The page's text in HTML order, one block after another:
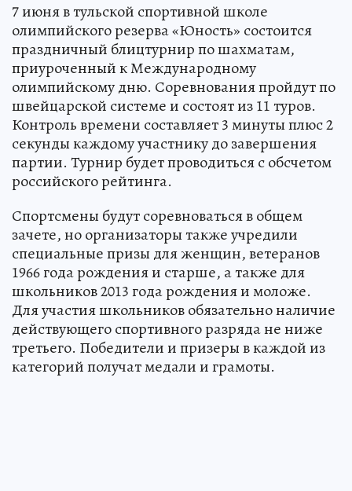
7 июня в тульской спортивной школе
олимпийского резерва «Юность» состоится
праздничный блицтурнир по шахматам,
приуроченный к Международному
олимпийскому дню. Соревнования пройдут по
швейцарской системе и состоят из 11 туров.
Контроль времени составляет 3 минуты плюс 2
секунды каждому участнику до завершения
партии. Турнир будет проводиться с обсчетом
российского рейтинга.
Спортсмены будут соревноваться в общем
зачете, но организаторы также учредили
специальные призы для женщин, ветеранов
1966 года рождения и старше, а также для
школьников 2013 года рождения и моложе.
Для участия школьников обязательно наличие
действующего спортивного разряда не ниже
третьего. Победители и призеры в каждой из
категорий получат медали и грамоты.